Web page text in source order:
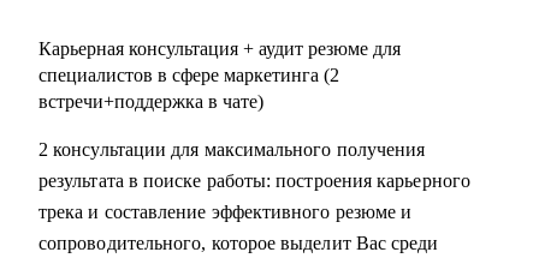
С чем помогу:
• Подготовиться к карьерному переходу в сферу
маркетинга, и в сфере маркетинга из одной отрасли в
другую
• Выявить сильные стороны, а главное, ключевую
ценность, за которую будут доплачивать
Карьерная консультация + аудит резюме для
специалистов в сфере маркетинга (2
встречи+поддержка в чате)
2 консультации для максимального получения
результата в поиске работы: построения карьерного
трека и составление эффективного резюме и
сопроводительного, которое выделит Вас среди